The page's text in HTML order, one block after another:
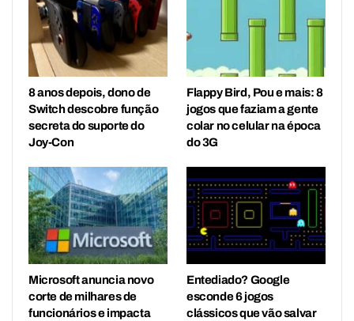
8 anos depois, dono de
Switch descobre função
secreta do suporte do
Joy-Con
Flappy Bird, Pou e mais: 8
jogos que faziam a gente
colar no celular na época
do 3G
Microsoft anuncia novo
corte de milhares de
funcionários e impacta
Entediado? Google
esconde 6 jogos
clássicos que vão salvar